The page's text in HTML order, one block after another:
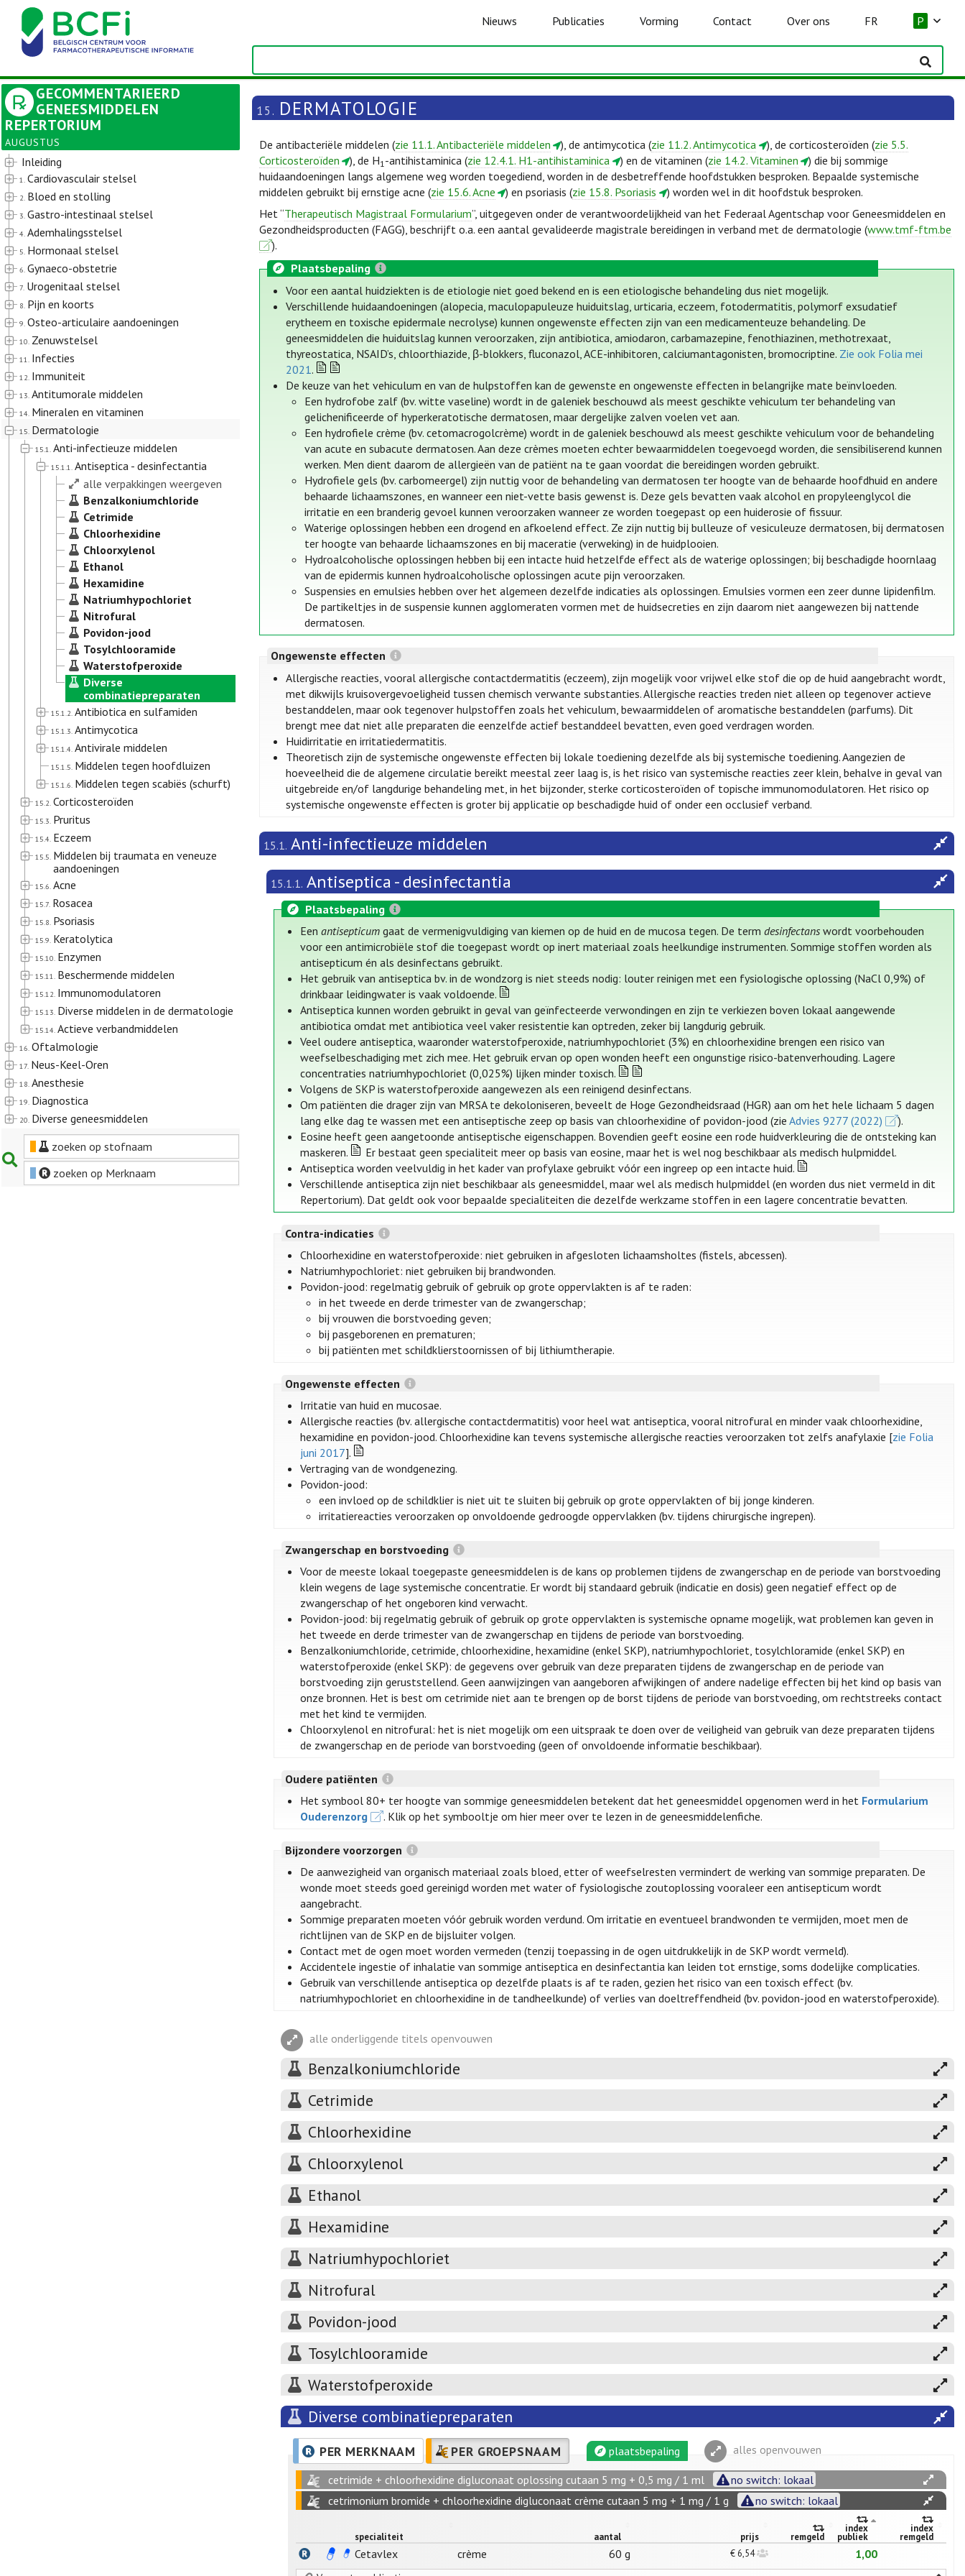
Nieuws Publicaties Vorming Contact Over ons FR P
GECOMMENTARIEERD
GENEESMIDDELEN
REPERTORIUM
AUGUSTUS
Inleiding
1. Cardiovasculair stelsel
2. Bloed en stolling
3. Gastro-intestinaal stelsel
4. Ademhalingsstelsel
5. Hormonaal stelsel
6. Gynaeco-obstetrie
7. Urogenitaal stelsel
8. Pijn en koorts
9. Osteo-articulaire aandoeningen
10. Zenuwstelsel
11. Infecties
12. Immuniteit
13. Antitumorale middelen
14. Mineralen en vitaminen
15. Dermatologie
15.1. Anti-infectieuze middelen
15.1.1. Antiseptica - desinfectantia
alle verpakkingen weergeven
Benzalkoniumchloride
Cetrimide
Chloorhexidine
Chloorxylenol
Ethanol
Hexamidine
Natriumhypochloriet
Nitrofural
Povidon-jood
Tosylchlooramide
Waterstofperoxide
Diverse
combinatiepreparaten
15.1.2. Antibiotica en sulfamiden
15.1.3. Antimycotica
15.1.4. Antivirale middelen
15.1.5. Middelen tegen hoofdluizen
15.1.6. Middelen tegen scabiës (schurft)
15.2. Corticosteroïden
15.3. Pruritus
15.4. Eczeem
15.5. Middelen bij traumata en veneuze
aandoeningen
15.6. Acne
15.7. Rosacea
15.8. Psoriasis
15.9. Keratolytica
15.10. Enzymen
15.11. Beschermende middelen
15.12. Immunomodulatoren
15.13. Diverse middelen in de dermatologie
15.14. Actieve verbandmiddelen
16. Oftalmologie
17. Neus-Keel-Oren
18. Anesthesie
19. Diagnostica
20. Diverse geneesmiddelen
zoeken op stofnaam
zoeken op Merknaam
15. DERMATOLOGIE
De antibacteriële middelen (zie 11.1. Antibacteriële middelen ), de antimycotica (zie 11.2. Antimycotica ), de corticosteroïden (zie 5.5.
Corticosteroïden
), de H1-antihistaminica (zie 12.4.1. H1-antihistaminica ) en de vitaminen (zie 14.2. Vitaminen
) die bij sommige
huidaandoeningen langs algemene weg worden toegediend, worden in de desbetreffende hoofdstukken besproken. Bepaalde systemische
middelen gebruikt bij ernstige acne (zie 15.6. Acne ) en psoriasis (zie 15.8. Psoriasis
) worden wel in dit hoofdstuk besproken.
Het “Therapeutisch Magistraal Formularium”, uitgegeven onder de verantwoordelijkheid van het Federaal Agentschap voor Geneesmiddelen en
Gezondheidsproducten (FAGG), beschrijft o.a. een aantal gevalideerde magistrale bereidingen in verband met de dermatologie (www.tmf-ftm.be
).
Plaatsbepaling
Voor een aantal huidziekten is de etiologie niet goed bekend en is een etiologische behandeling dus niet mogelijk.
Verschillende huidaandoeningen (alopecia, maculopapuleuze huiduitslag, urticaria, eczeem, fotodermatitis, polymorf exsudatief
erytheem en toxische epidermale necrolyse) kunnen ongewenste effecten zijn van een medicamenteuze behandeling. De
geneesmiddelen die huiduitslag kunnen veroorzaken, zijn antibiotica, amiodaron, carbamazepine, fenothiazinen, methotrexaat,
thyreostatica, NSAID’s, chloorthiazide, β-blokkers, fluconazol, ACE-inhibitoren, calciumantagonisten, bromocriptine. Zie ook Folia mei
2021.
De keuze van het vehiculum en van de hulpstoffen kan de gewenste en ongewenste effecten in belangrijke mate beïnvloeden.
Een hydrofobe zalf (bv. witte vaseline) wordt in de galeniek beschouwd als meest geschikte vehiculum ter behandeling van
gelichenificeerde of hyperkeratotische dermatosen, maar dergelijke zalven voelen vet aan.
Een hydrofiele crème (bv. cetomacrogolcrème) wordt in de galeniek beschouwd als meest geschikte vehiculum voor de behandeling
van acute en subacute dermatosen. Aan deze crèmes moeten echter bewaarmiddelen toegevoegd worden, die sensibiliserend kunnen
werken. Men dient daarom de allergieën van de patiënt na te gaan voordat die bereidingen worden gebruikt.
Hydrofiele gels (bv. carbomeergel) zijn nuttig voor de behandeling van dermatosen ter hoogte van de behaarde hoofdhuid en andere
behaarde lichaamszones, en wanneer een niet-vette basis gewenst is. Deze gels bevatten vaak alcohol en propyleenglycol die
irritatie en een branderig gevoel kunnen veroorzaken wanneer ze worden toegepast op een huiderosie of fissuur.
Waterige oplossingen hebben een drogend en afkoelend effect. Ze zijn nuttig bij bulleuze of vesiculeuze dermatosen, bij dermatosen
ter hoogte van behaarde lichaamszones en bij maceratie (verweking) in de huidplooien.
Hydroalcoholische oplossingen hebben bij een intacte huid hetzelfde effect als de waterige oplossingen; bij beschadigde hoornlaag
van de epidermis kunnen hydroalcoholische oplossingen acute pijn veroorzaken.
Suspensies en emulsies hebben over het algemeen dezelfde indicaties als oplossingen. Emulsies vormen een zeer dunne lipidenfilm.
De partikeltjes in de suspensie kunnen agglomeraten vormen met de huidsecreties en zijn daarom niet aangewezen bij nattende
dermatosen.
Ongewenste effecten
Allergische reacties, vooral allergische contactdermatitis (eczeem), zijn mogelijk voor vrijwel elke stof die op de huid aangebracht wordt,
met dikwijls kruisovergevoeligheid tussen chemisch verwante substanties. Allergische reacties treden niet alleen op tegenover actieve
bestanddelen, maar ook tegenover hulpstoffen zoals het vehiculum, bewaarmiddelen of aromatische bestanddelen (parfums). Dit
brengt mee dat niet alle preparaten die eenzelfde actief bestanddeel bevatten, even goed verdragen worden.
Huidirritatie en irritatiedermatitis.
Theoretisch zijn de systemische ongewenste effecten bij lokale toediening dezelfde als bij systemische toediening. Aangezien de
hoeveelheid die de algemene circulatie bereikt meestal zeer laag is, is het risico van systemische reacties zeer klein, behalve in geval van
uitgebreide en/of langdurige behandeling met, in het bijzonder, sterke corticosteroïden of topische immunomodulatoren. Het risico op
systemische ongewenste effecten is groter bij applicatie op beschadigde huid of onder een occlusief verband.
15.1. Anti-infectieuze middelen
15.1.1. Antiseptica - desinfectantia
Plaatsbepaling
Eenantisepticum gaat de vermenigvuldiging van kiemen op de huid en de mucosa tegen. De termdesinfectans wordt voorbehouden
voor een antimicrobiële stof die toegepast wordt op inert materiaal zoals heelkundige instrumenten. Sommige stoffen worden als
antisepticum én als desinfectans gebruikt.
Het gebruik van antiseptica bv. in de wondzorg is niet steeds nodig: louter reinigen met een fysiologische oplossing (NaCl 0,9%) of
drinkbaar leidingwater is vaak voldoende.
Antiseptica kunnen worden gebruikt in geval van geïnfecteerde verwondingen en zijn te verkiezen boven lokaal aangewende
antibiotica omdat met antibiotica veel vaker resistentie kan optreden, zeker bij langdurig gebruik.
Veel oudere antiseptica, waaronder waterstofperoxide, natriumhypochloriet (3%) en chloorhexidine brengen een risico van
weefselbeschadiging met zich mee. Het gebruik ervan op open wonden heeft een ongunstige risico-batenverhouding. Lagere
concentraties natriumhypochloriet (0,025%) lijken minder toxisch.
Volgens de SKP is waterstofperoxide aangewezen als een reinigend desinfectans.
Om patiënten die drager zijn van MRSA te dekoloniseren, beveelt de Hoge Gezondheidsraad (HGR) aan om het hele lichaam 5 dagen
lang elke dag te wassen met een antiseptische zeep op basis van chloorhexidine of povidon-jood (zieAdvies 9277 (2022)
).
Eosine heeft geen aangetoonde antiseptische eigenschappen. Bovendien geeft eosine een rode huidverkleuring die de ontsteking kan
maskeren.
Er bestaat geen specialiteit meer op basis van eosine, maar het is wel nog beschikbaar als medisch hulpmiddel.
Antiseptica worden veelvuldig in het kader van profylaxe gebruikt vóór een ingreep op een intacte huid.
Verschillende antiseptica zijn niet beschikbaar als geneesmiddel, maar wel als medisch hulpmiddel (en worden dus niet vermeld in dit
Repertorium). Dat geldt ook voor bepaalde specialiteiten die dezelfde werkzame stoffen in een lagere concentratie bevatten.
Contra-indicaties
Chloorhexidine en waterstofperoxide: niet gebruiken in afgesloten lichaamsholtes (fistels, abcessen).
Natriumhypochloriet: niet gebruiken bij brandwonden.
Povidon-jood: regelmatig gebruik of gebruik op grote oppervlakten is af te raden:
in het tweede en derde trimester van de zwangerschap;
bij vrouwen die borstvoeding geven;
bij pasgeborenen en prematuren;
bij patiënten met schildklierstoornissen of bij lithiumtherapie.
Ongewenste effecten
Irritatie van huid en mucosae.
Allergische reacties (bv. allergische contactdermatitis) voor heel wat antiseptica, vooral nitrofural en minder vaak chloorhexidine,
hexamidine en povidon-jood. Chloorhexidine kan tevens systemische allergische reacties veroorzaken tot zelfs anafylaxie [zie Folia
juni 2017].
Vertraging van de wondgenezing.
Povidon-jood:
een invloed op de schildklier is niet uit te sluiten bij gebruik op grote oppervlakten of bij jonge kinderen.
irritatiereacties veroorzaken op onvoldoende gedroogde oppervlakken (bv. tijdens chirurgische ingrepen).
Zwangerschap en borstvoeding
Voor de meeste lokaal toegepaste geneesmiddelen is de kans op problemen tijdens de zwangerschap en de periode van borstvoeding
klein wegens de lage systemische concentratie. Er wordt bij standaard gebruik (indicatie en dosis) geen negatief effect op de
zwangerschap of het ongeboren kind verwacht.
Povidon-jood: bij regelmatig gebruik of gebruik op grote oppervlakten is systemische opname mogelijk, wat problemen kan geven in
het tweede en derde trimester van de zwangerschap en tijdens de periode van borstvoeding.
Benzalkoniumchloride, cetrimide, chloorhexidine, hexamidine (enkel SKP), natriumhypochloriet, tosylchloramide (enkel SKP) en
waterstofperoxide (enkel SKP): de gegevens over gebruik van deze preparaten tijdens de zwangerschap en de periode van
borstvoeding zijn geruststellend. Geen aanwijzingen van aangeboren afwijkingen of andere nadelige effecten bij het kind op basis van
onze bronnen. Het is best om cetrimide niet aan te brengen op de borst tijdens de periode van borstvoeding, om rechtstreeks contact
met het kind te vermijden.
Chloorxylenol en nitrofural: het is niet mogelijk om een uitspraak te doen over de veiligheid van gebruik van deze preparaten tijdens
de zwangerschap en de periode van borstvoeding (geen of onvoldoende informatie beschikbaar).
Oudere patiënten
Het symbool 80+ ter hoogte van sommige geneesmiddelen betekent dat het geneesmiddel opgenomen werd in het Formularium
Ouderenzorg
. Klik op het symbooltje om hier meer over te lezen in de geneesmiddelenfiche.
Bijzondere voorzorgen
De aanwezigheid van organisch materiaal zoals bloed, etter of weefselresten vermindert de werking van sommige preparaten. De
wonde moet steeds goed gereinigd worden met water of fysiologische zoutoplossing vooraleer een antisepticum wordt
aangebracht.
Sommige preparaten moeten vóór gebruik worden verdund. Om irritatie en eventueel brandwonden te vermijden, moet men de
richtlijnen van de SKP en de bijsluiter volgen.
Contact met de ogen moet worden vermeden (tenzij toepassing in de ogen uitdrukkelijk in de SKP wordt vermeld).
Accidentele ingestie of inhalatie van sommige antiseptica en desinfectantia kan leiden tot ernstige, soms dodelijke complicaties.
Gebruik van verschillende antiseptica op dezelfde plaats is af te raden, gezien het risico van een toxisch effect (bv.
natriumhypochloriet en chloorhexidine in de tandheelkunde) of verlies van doeltreffendheid (bv. povidon-jood en waterstofperoxide).
alle onderliggende titels openvouwen
Benzalkoniumchloride
Cetrimide
Chloorhexidine
Chloorxylenol
Ethanol
Hexamidine
Natriumhypochloriet
Nitrofural
Povidon-jood
Tosylchlooramide
Waterstofperoxide
Diverse combinatiepreparaten
PER MERKNAAM PER GROEPSNAAM plaatsbepaling alles openvouwen
cetrimide + chloorhexidine digluconaat oplossing cutaan 5 mg + 0,5 mg / 1 ml
no switch: lokaal
cetrimonium bromide + chloorhexidine digluconaat crème cutaan 5 mg + 1 mg / 1 g
no switch: lokaal
specialiteit aantal prijs remgeld
index
publiek
index
remgeld
Cetavlex crème 60 g € 6,54 1,00